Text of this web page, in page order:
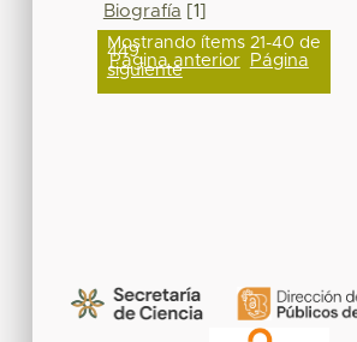
Biografía [1]
Mostrando ítems 21-40 de
449
Página anterior Página
siguiente